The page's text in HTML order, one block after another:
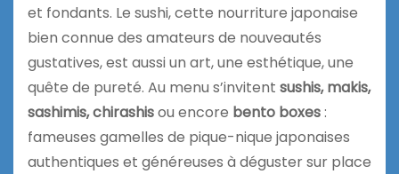
et fondants. Le sushi, cette nourriture japonaise
bien connue des amateurs de nouveautés
gustatives, est aussi un art, une esthétique, une
quête de pureté. Au menu s’invitent sushis, makis,
sashimis, chirashisou encore bento boxes:
fameuses gamelles de pique-nique japonaises
authentiques et généreuses à déguster sur place